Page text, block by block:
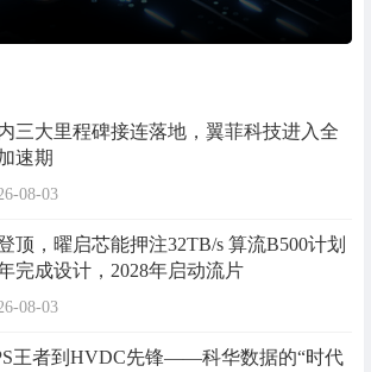
三大里程碑接连落地，翼菲科技进入全
速期
08-03
顶，曜启芯能押注32TB/s 算流B500计划
完成设计，2028年启动流片
08-03
王者到HVDC先锋——科华数据的“时代